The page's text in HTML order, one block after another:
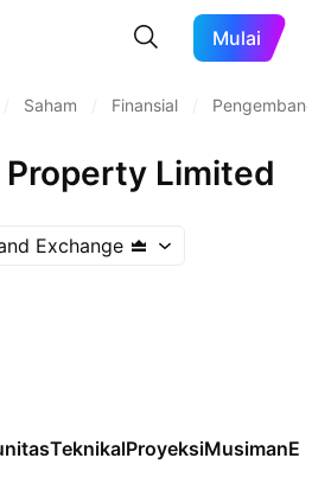
Mulai
Saham Finansial
Limited
Exchange
TeknikalProyeksiMusiman